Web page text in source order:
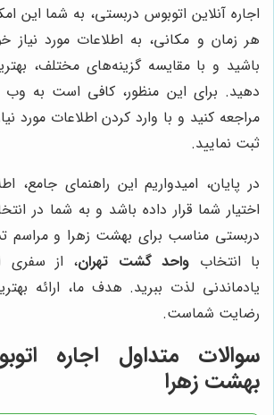
اجاره آنلاین اتوبوس دربستی، به شما این
هر زمان و مکانی، به اطلاعات مورد
باشید و با مقایسه گزینه‌های مختلف،
دهید. برای این منظور، کافی است به
مراجعه کنید و با وارد کردن اطلاعات مورد
ثبت نمایید.
در پایان، امیدواریم این راهنمای جامع،
اختیار شما قرار داده باشد و به شما در
دربستی مناسب برای بهشت زهرا و مراسم
با انتخاب واحد گشت تهران، از سفری
یادماندنی لذت ببرید. هدف ما، ارائه
رضایت شماست.
سوالات متداول اجاره
بهشت زهرا